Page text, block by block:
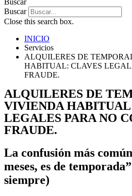
Buscar
Buscar
Close this search box.
INICIO
Servicios
ALQUILERES DE
HABITUAL: CLAVES
FRAUDE.
ALQUILERES DE
VIVIENDA
LEGALES PARA NO
FRAUDE.
La confusión más
meses, es de
siempre)